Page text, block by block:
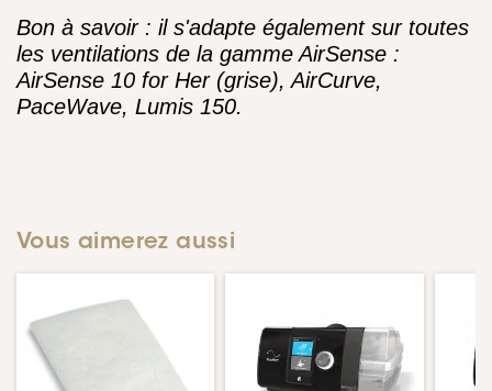
Bon à savoir : il s'adapte également sur toutes
les ventilations de la gamme AirSense :
AirSense 10 for Her (grise), AirCurve,
PaceWave, Lumis 150.
Vous aimerez aussi